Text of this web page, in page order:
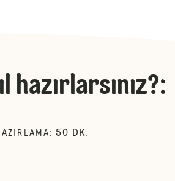
hazırlarsınız?:
: 50 DK.